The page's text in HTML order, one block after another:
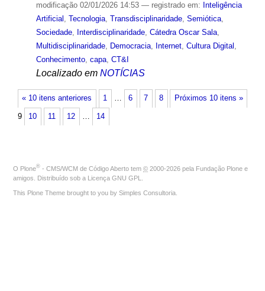
modificação02/01/2026 14:53 — registrado em: Inteligência
Artificial , Tecnologia, Transdisciplinaridade, Semiótica,
Sociedade, Interdisciplinaridade, Cátedra Oscar Sala,
Multidisciplinaridade, Democracia, Internet, Cultura Digital ,
Conhecimento, capa, CT&I
Localizado em NOTÍCIAS
« 10 itens anteriores Próximos 10 itens »
1 … 6 7 8
9 10 11 12 … 14
O Plone® - CMS/WCM de Código Aberto tem © 2000-2026 pela Fundação Plone e
amigos. Distribuído sob a Licença GNU GPL
This Plone Theme brought to you by Simples Consultoria